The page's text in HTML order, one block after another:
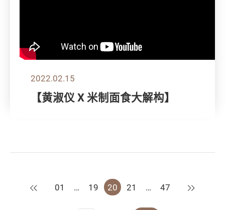
2022.02.15
【黄淑仪 X 米制面食大解构】
上一页
01 … 19 20 21 … 47 下一页